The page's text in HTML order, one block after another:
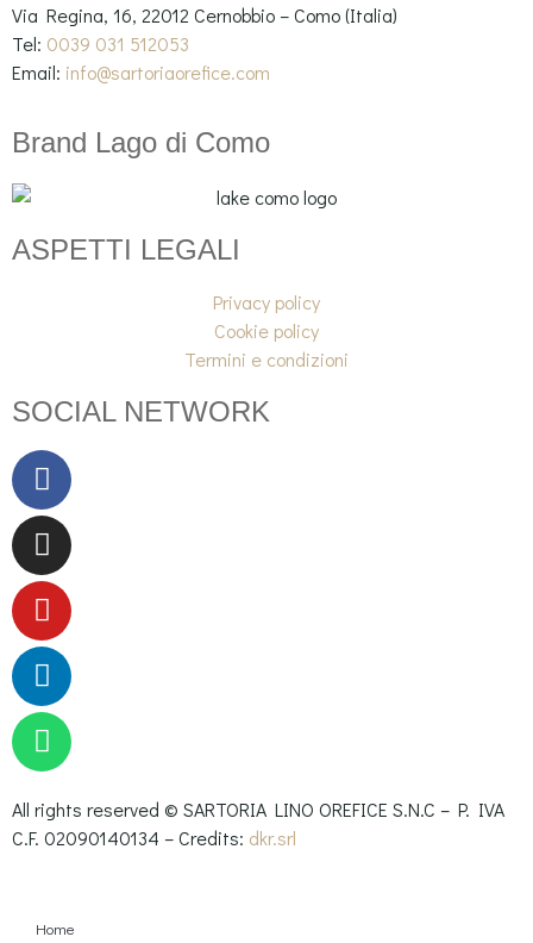
Via Regina, 16, 22012 Cernobbio – Como (Italia)
Tel: 0039 031 512053
Email: info@sartoriaorefice.com
Brand Lago di Como
ASPETTI LEGALI
Privacy policy
Cookie policy
Termini e condizioni
SOCIAL NETWORK
All rights reserved © SARTORIA LINO OREFICE S.N.C – P. IVA
C.F. 02090140134 – Credits: dkr.srl
Home